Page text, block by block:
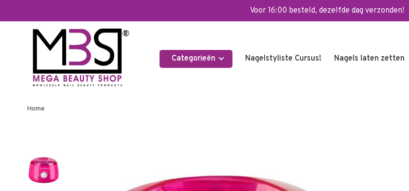
Voor 16:00 besteld, dezelfde dag verzonden!
Categorieën Nagelstyliste Cursus! Nagels laten zetten
Home